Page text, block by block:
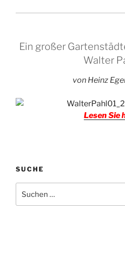
Ein großer
Walter
von Heinz
Lesen Sie
SUCHE
nach: